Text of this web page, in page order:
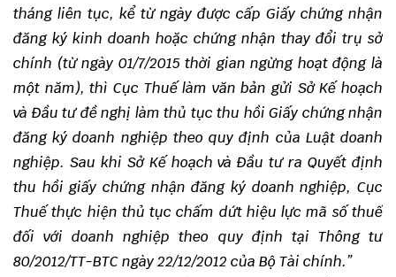
tháng liên tục, kể từ ngày được cấp Giấy chứng nhận
đăng ký kinh doanh hoặc chứng nhận thay đổi trụ sở
chính (từ ngày 01/7/2015 thời gian ngừng hoạt động là
một năm), thì Cục Thuế làm văn bản gửi Sở Kế hoạch
và Đầu tư đề nghị làm thủ tục thu hồi Giấy chứng nhận
đăng ký doanh nghiệp theo quy định của Luật doanh
nghiệp. Sau khi Sở Kế hoạch và Đầu tư ra Quyết định
thu hồi giấy chứng nhận đăng ký doanh nghiệp, Cục
Thuế thực hiện thủ tục chấm dứt hiệu lực mã số thuế
đối với doanh nghiệp theo quy định tại Thông tư
80/2012/TT-BTC ngày 22/12/2012 của Bộ Tài chính.”